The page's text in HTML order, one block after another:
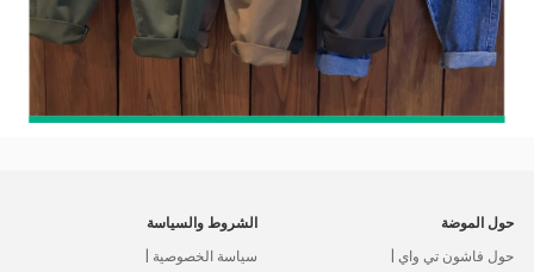
حول الموضة
حول فاشون تي واي |
الشروط والسياسة
سياسة الخصوصية |